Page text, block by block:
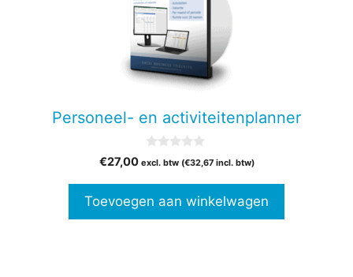
Personeel- en activiteitenplanner
v
5
€27,00 excl. btw (€32,67incl. btw)
Toevoegen aan winkelwagen